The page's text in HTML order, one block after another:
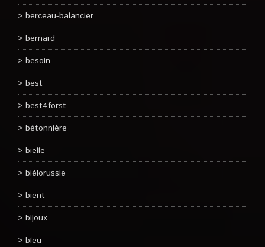
berceau-balancier
bernard
besoin
best
best4forst
bétonnière
bielle
biélorussie
bient
bijoux
bleu